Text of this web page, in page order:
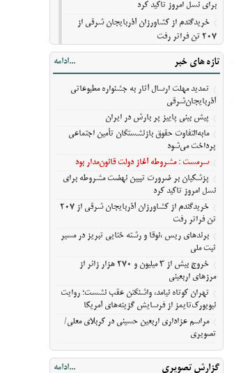
برای نسل امروز تاکید کرد
خریدگندم از کشاورزان آذربایجان شرقی از
207 تن فراتر رفت
برندهای ریس ،‌نوقا و رشته ختایی تبریز در
مسیر ثبت ملی
خروج بیش از ۳ میلیون و ۲۷۰ هزار زائر از
مرزهای اربعینی
تهران کوتاه نیامد، واشنگتن عقب نشست؛
روایت نیویورک‌تایمز از فرسایش گزینه‌های
آمریکا
مراسم عزاداری اربعین حسینی در کربلای
معلی/تصویری
تازه های خبر ...ادامه
تمدید مهلت ارسال آثار به جشنواره مطبوعاتی
آذربایجان‌شرقی
پیش‌ بینی پاییز پر بارش در ایران
مابه‌التفاوت حقوق بازنشستگان تأمین اجتماعی
پرداخت می‌شود
سرمست : مشروطه آغاز دولت قانون‌مدار بود
پزشکیان بر ضرورت تبیین نهضت مشروطه برای
نسل امروز تاکید کرد
خریدگندم از کشاورزان آذربایجان شرقی از 207
تن فراتر رفت
برندهای ریس ،‌نوقا و رشته ختایی تبریز در مسیر
ثبت ملی
خروج بیش از ۳ میلیون و ۲۷۰ هزار زائر از
مرزهای اربعینی
تهران کوتاه نیامد، واشنگتن عقب نشست؛ روایت
نیویورک‌تایمز از فرسایش گزینه‌های آمریکا
مراسم عزاداری اربعین حسینی در کربلای معلی/
تصویری
گزارش تصویری ...ادامه